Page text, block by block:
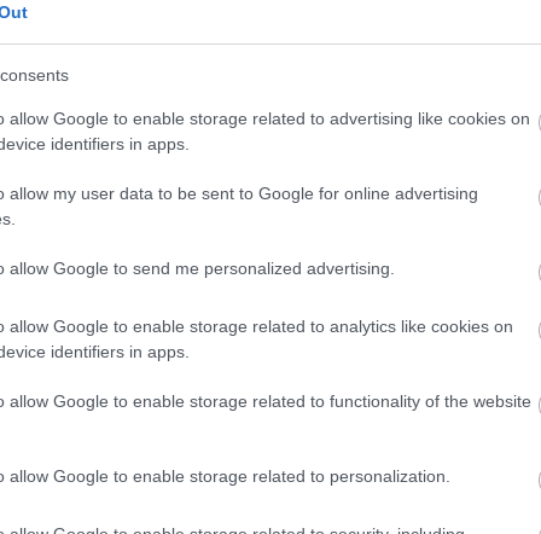
allow Google to enable storage related to advertising like cookies on
identifiers in apps.
allow my user data to be sent to Google for online advertising
allow Google to send me personalized advertising.
allow Google to enable storage related to analytics like cookies on
identifiers in apps.
allow Google to enable storage related to functionality of the website
allow Google to enable storage related to personalization.
υποστήριξης ασθενών. Ως ένα από τα
του Ελληνικού Συλλόγου των CROs (HACRO) και
της Ευρωπαϊκής Ομοσπονδίας των CROs
εξελίξεων των κλάδου. Διαβάστε περισσότερα στο
2 [μελέτη]